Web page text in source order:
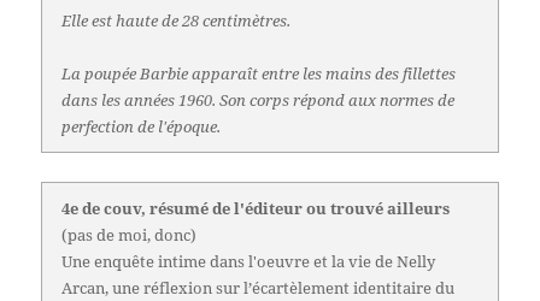
Elle est haute de 28 centimètres.
La poupée Barbie apparaît entre les mains des fillettes
dans les années 1960. Son corps répond aux normes de
perfection de l'époque.
4e de couv, résumé de l'éditeur ou trouvé ailleurs
(pas de moi, donc)
Une enquête intime dans l'oeuvre et la vie de Nelly
Arcan, une réflexion sur l’écartèlement identitaire du